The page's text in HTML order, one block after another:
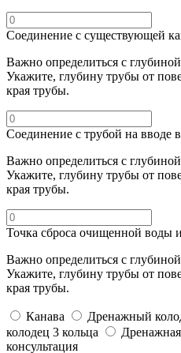
Соединение с существующей
Важно определиться с
Укажите, глубину трубы от
края трубы.
Соединение с трубой на вводе
Важно определиться с
Укажите, глубину трубы от
края трубы.
Точка сброса очищенной воды
Важно определиться с
Укажите, глубину трубы от
края трубы.
Канава Дренажный
колодец 3 кольца
консультация